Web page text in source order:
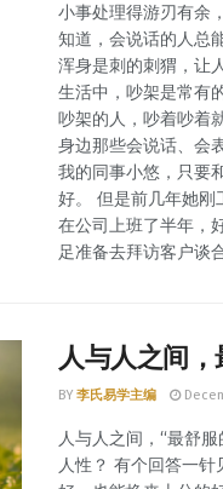
小事处理得游刃有余
知道，会说话的人总
浑身是刺的刺猬，让
生活中，吵架是常有
吵架的人，吵着吵着
身边那些会说话、会
我的同事小悠，只要
好。 但是前几年她刚
在公司上班了半年，
足准备去拜访客户谈
人与人之间，
BY 李氏易学主编
人与人之间，“最舒
人性？ 有个回答一